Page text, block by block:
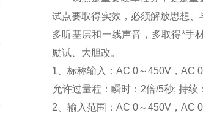
试点要取得实效，必须解放思想
多听基层和一线声音，多取得*手
励试、大胆改。
1 、标称输入：AC 0～450V ，AC 0
允许过量程：瞬时：2倍/5秒; 持续
2 、输入范围：AC 0～450V ，AC 0